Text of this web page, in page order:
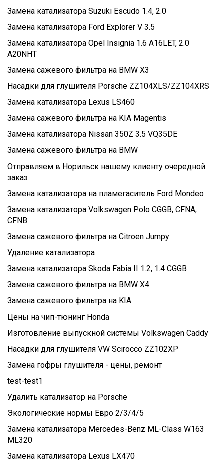
Замена катализатора Suzuki Escudo 1.4, 2.0
Замена катализатора Ford Explorer V 3.5
Замена катализатора Opel Insignia 1.6 A16LET, 2.0
A20NHT
Замена сажевого фильтра на BMW X3
Насадки для глушителя Porsche ZZ104XLS/ZZ104XRS
Замена катализатора Lexus LS460
Замена сажевого фильтра на KIA Magentis
Замена катализатора Nissan 350Z 3.5 VQ35DE
Замена сажевого фильтра на BMW
Отправляем в Норильск нашему клиенту очередной
заказ
Замена катализатора на пламегаситель Ford Mondeo
Замена катализатора Volkswagen Polo CGGB, CFNA,
CFNB
Замена сажевого фильтра на Citroen Jumpy
Удаление катализатора
Замена катализатора Skoda Fabia II 1.2, 1.4 CGGB
Замена сажевого фильтра на BMW X4
Замена сажевого фильтра на KIA
Цены на чип-тюнинг Honda
Изготовление выпускной системы Volkswagen Caddy
Насадки для глушителя VW Scirocco ZZ102XP
Замена гофры глушителя - цены, ремонт
test-test1
Удалить катализатор на Porsche
Экологические нормы Евро 2/3/4/5
Замена катализатора Mercedes-Benz ML-Class W163
ML320
Замена катализатора Lexus LX470